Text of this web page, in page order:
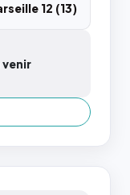
12 (13)